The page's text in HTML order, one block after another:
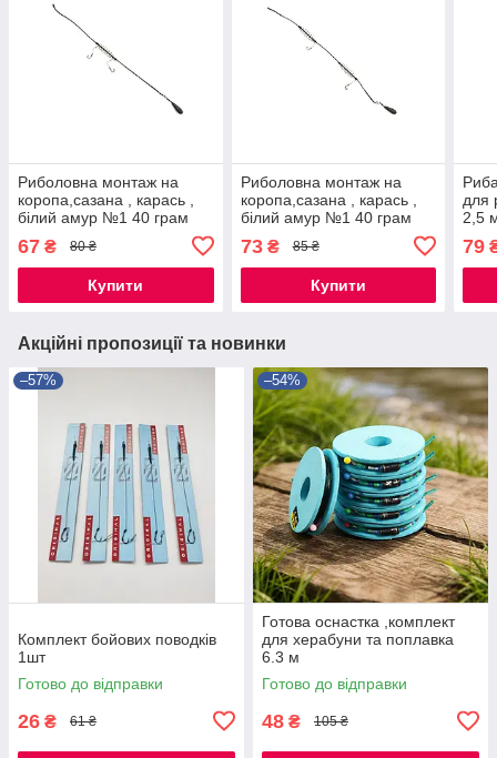
Риболовна монтаж на
коропа,сазана , карась ,
білий амур №1 40 грам
67 ₴ 80 ₴
Купити
Риболовна монтаж на
коропа,сазана , карась ,
білий амур №1 40 грам
73₴ 85 ₴
Купити
для
2,5
79
Акційні пропозиції та новинки
–57%
Комплект бойових поводків
1шт
Готово до відправки
26 ₴ 61 ₴
–54%
Готова оснастка ,комплект
для херабуни та поплавка
6.3 м
Готово до відправки
48 ₴ 105 ₴